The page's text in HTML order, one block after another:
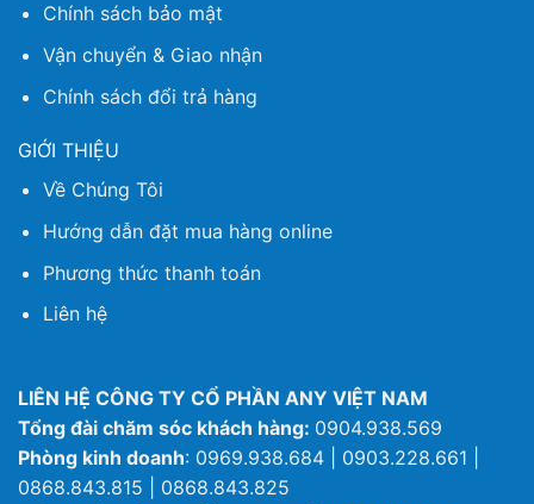
Chính sách bảo mật
Vận chuyển & Giao nhận
Chính sách đổi trả hàng
GIỚI THIỆU
Về Chúng Tôi
Hướng dẫn đặt mua hàng online
Phương thức thanh toán
Liên hệ
LIÊN HỆ CÔNG TY CỔ PHẦN ANY VIỆT NAM
Tổng đài chăm sóc khách hàng: 0904.938.569
Phòng kinh doanh: 0969.938.684 | 0903.228.661 |
0868.843.815 | 0868.843.825